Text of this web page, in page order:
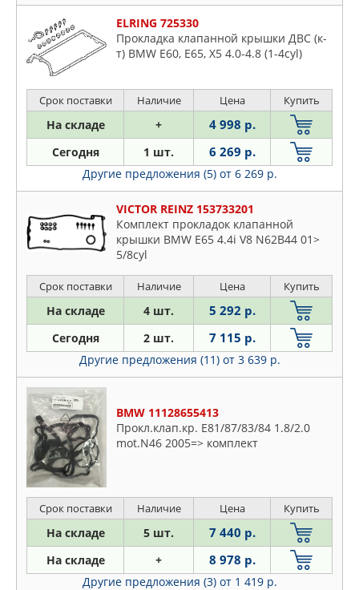
ELRING 725330
Прокладка клапанной крышки ДВС (к-
т) BMW E60, E65, X5 4.0-4.8 (1-4cyl)
Срок поставки Наличие Цена Купить
На складе + 4 998 р.
Сегодня 1 шт. 6 269 р.
Другие предложения (5) от 6 269 р.
VICTOR REINZ 153733201
Комплект прокладок клапанной
крышки BMW E65 4.4i V8 N62B44 01>
5/8cyl
Срок поставки Наличие Цена Купить
На складе 4 шт. 5 292 р.
Сегодня 2 шт. 7 115 р.
Другие предложения (11) от 3 639 р.
BMW 11128655413
Прокл.клап.кр. E81/87/83/84 1.8/2.0
mot.N46 2005=> комплект
Срок поставки Наличие Цена Купить
На складе 5 шт. 7 440 р.
На складе + 8 978 р.
Другие предложения (3) от 1 419 р.